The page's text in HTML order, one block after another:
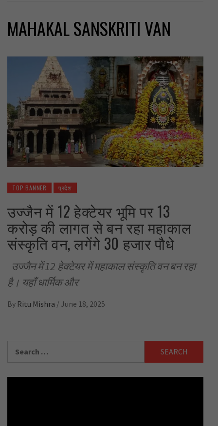
MAHAKAL SANSKRITI VAN
TOP BANNER प्रदेश
उज्जैन में 12 हेक्टेयर भूमि पर 13
करोड़ की लागत से बन रहा महाकाल
संस्कृति वन, लगेंगे 30 हजार पौधे
उज्जैन में 12 हेक्टेयर में महाकाल संस्कृति वन बन रहा
है। यहाँ धार्मिक और
By Ritu Mishra / June 18, 2025
for: